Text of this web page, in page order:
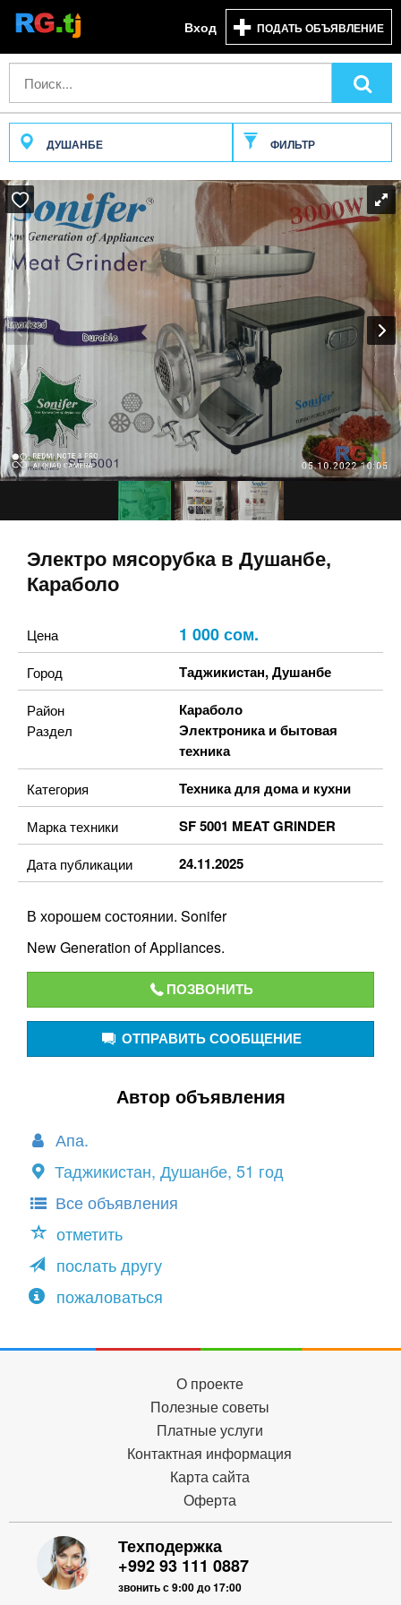
Вход ПОДАТЬ ОБЪЯВЛЕНИЕ
ДУШАНБЕ ФИЛЬТР
Электро мясорубка в Душанбе,
Караболо
Цена 1 000 сом.
Город Таджикистан,Душанбе
Район Караболо
Раздел
Электроника и бытовая
техника
Категория Техника для дома и кухни
Марка техники SF 5001 MEAT GRINDER
Дата публикации 24.11.2025
В хорошем состоянии. Sonifer
New Generation of Appliances.
ПОЗВОНИТЬ
ОТПРАВИТЬ СООБЩЕНИЕ
Автор объявления
Апа.
Таджикистан, Душанбе, 51 год
Все объявления
отметить
послать другу
пожаловаться
О проекте
Полезные советы
Платные услуги
Контактная информация
Карта сайта
Оферта
Техподержка
+992 93 111 0887
звонить с 9:00 до 17:00